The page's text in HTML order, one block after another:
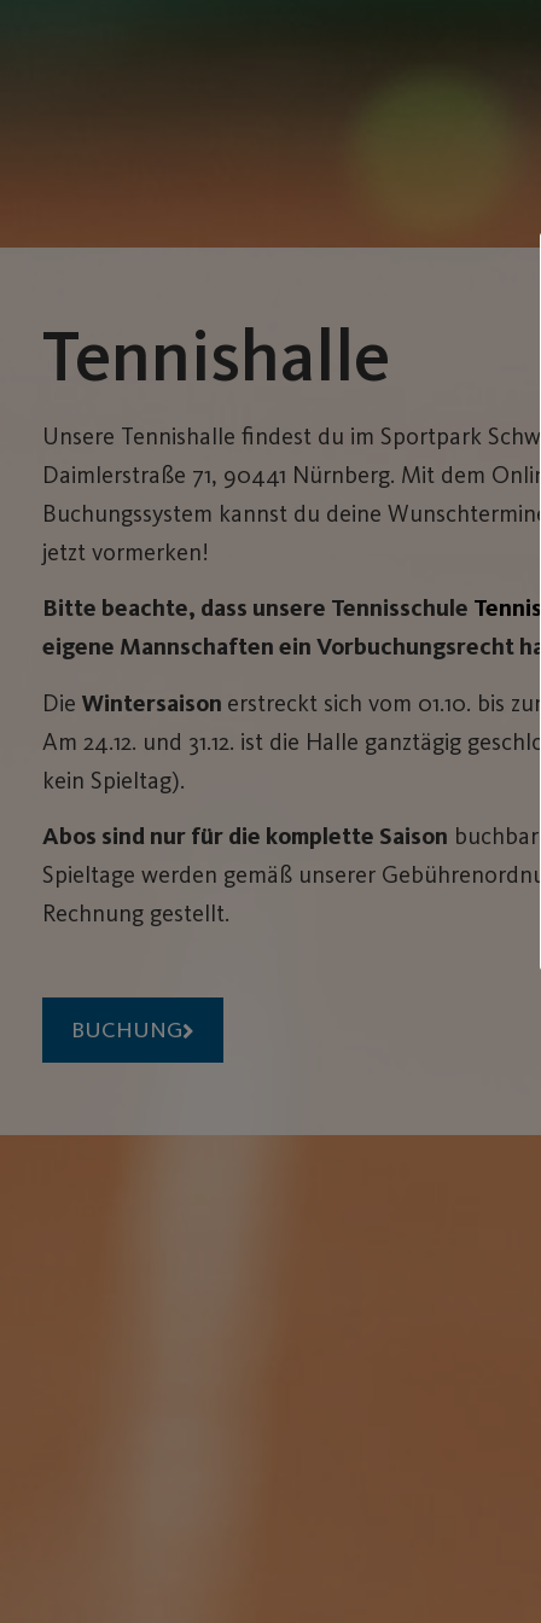
Tennishalle
Unsere Tennishalle findest du im Sportpark
Daimlerstraße 71, 90441 Nürnberg. Mit dem
Buchungssystem kannst du deine
jetzt vormerken!
Bitte beachte, dass unsere Tennisschule
eigene Mannschaften ein Vorbuchungsrecht
Die Wintersaison erstreckt sich vom 01.10. bis
Am 24.12. und 31.12. ist die Halle ganztägig
kein Spieltag).
Abos sind nur für die komplette Saison
Spieltage werden gemäß unserer
Rechnung gestellt.
BUCHUNG